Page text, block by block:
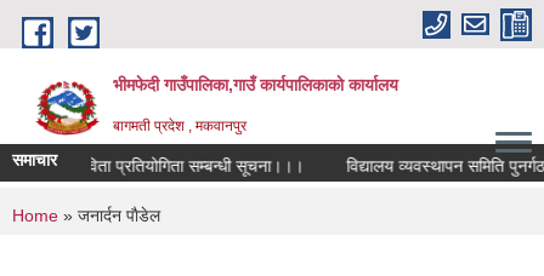
Skip to main content
भीमफेदी गाउँपालिका,गाउँ कार्यपालिकाकाे कार्यालय
बागमती प्रदेश , मकवानपुर
समाचारकविता प्रतियोगिता सम्बन्धी सूचना।।। विद्यालय व्यवस्थापन समिति
You are here
Home » जनार्दन पाैडेल